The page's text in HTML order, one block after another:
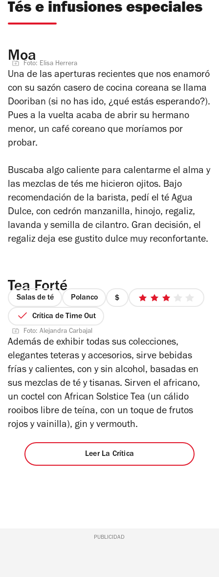
Tés e infusiones especiales
MoaFoto: Elisa Herrera
Una de las aperturas recientes que nos enamoró
con su sazón casero de cocina coreana se llama
Dooriban (si no has ido, ¿qué estás esperando?).
Pues a la vuelta acaba de abrir su hermano
menor, un café coreano que moríamos por
probar.
Buscaba algo caliente para calentarme el alma y
las mezclas de tés me hicieron ojitos. Bajo
recomendación de la barista, pedí el té Agua
Dulce, con cedrón manzanilla, hinojo, regaliz,
lavanda y semilla de cilantro. Gran decisión, el
regaliz deja ese gustito dulce muy reconfortante.
Tea Forté
Salas de té Polanco
precio
3
Crítica de Time Out
Foto: Alejandra Carbajal
Además de exhibir todas sus colecciones,
elegantes teteras y accesorios, sirve bebidas
frías y calientes, con y sin alcohol, basadas en
sus mezclas de té y tisanas. Sirven el africano,
un coctel con African Solstice Tea (un cálido
rooibos libre de teína, con un toque de frutos
rojos y vainilla), gin y vermouth.
Leer La Crítica
PUBLICIDAD